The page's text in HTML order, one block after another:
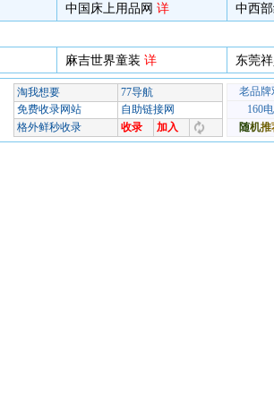
中国床上用品网 详 中西
麻吉世界童装 详 东莞